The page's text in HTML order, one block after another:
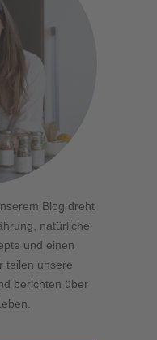
Blog dreht
natürliche
und einen
teilen unsere
berichten über